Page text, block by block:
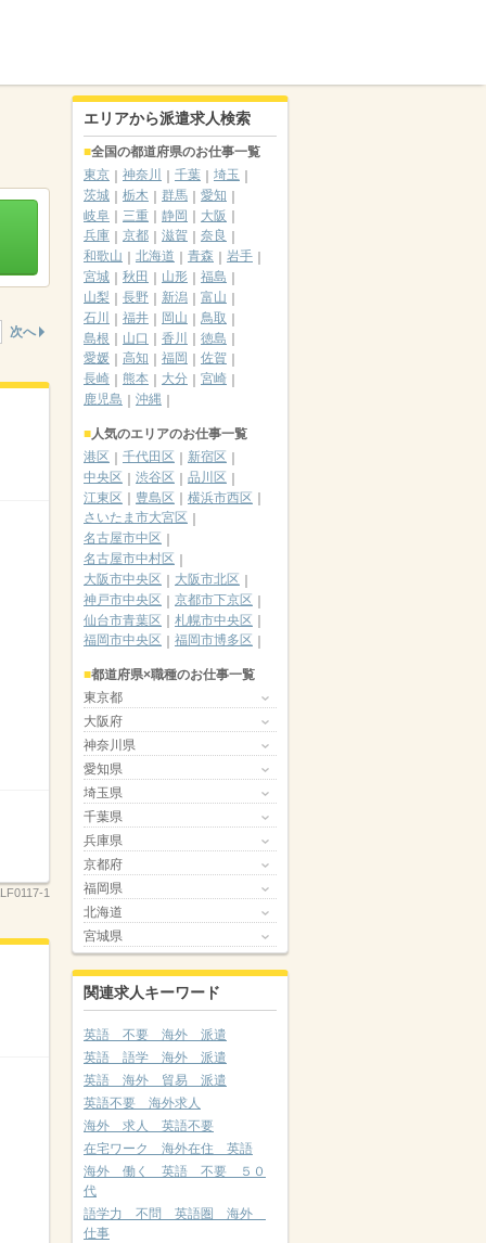
次へ
1
エリアから派遣求人検索
全国の都道府県のお仕事一覧
東京
神奈川 千葉
埼玉
茨城
栃木 群馬
愛知
岐阜
三重 静岡
大阪
兵庫
京都 滋賀
奈良
和歌山
北海道 青森
岩手
宮城
秋田 山形
福島
山梨
長野 新潟
富山
石川
福井 岡山
鳥取
島根
山口 香川
徳島
愛媛
高知 福岡
佐賀
長崎
熊本 大分
宮崎
鹿児島
沖縄
人気のエリアのお仕事一覧
港区
千代田区
新宿区
中央区
渋谷区
品川区
江東区
豊島区
横浜市西区
さいたま市大宮区
名古屋市中区
名古屋市中村区
大阪市中央区
大阪市北区
神戸市中央区
京都市下京区
仙台市青葉区
札幌市中央区
福岡市中央区
福岡市博多区
都道府県×職種のお仕事一覧
東京都
大阪府
神奈川県
愛知県
埼玉県
千葉県
兵庫県
京都府
福岡県
北海道
宮城県
関連求人キーワード
英語 不要 海外 派遣
英語 語学 海外 派遣
英語 海外 貿易 派遣
英語不要 海外求人
海外 求人 英語不要
在宅ワーク 海外在住 英語
海外 働く 英語 不要 ５０
代
語学力 不問 英語圏 海外
仕事